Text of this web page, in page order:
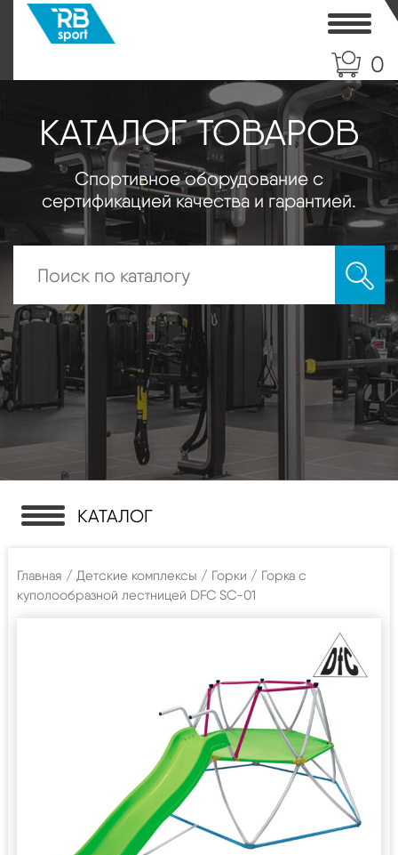
0
КАТАЛОГ ТОВАРОВ
Спортивное оборудование с
сертификацией качества и гарантией.
КАТАЛОГ
Главная / Детские комплексы / Горки / Горка с
куполообразной лестницей DFC SC-01